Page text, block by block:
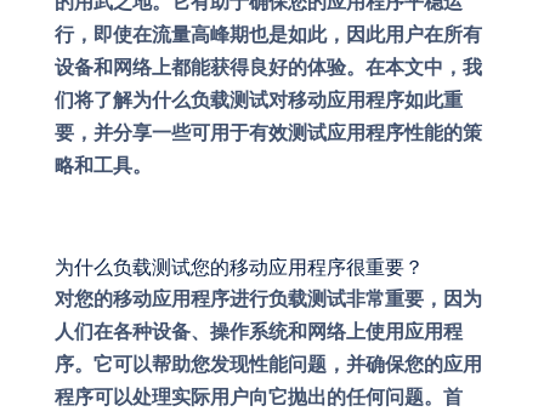
行，即使在流量高峰期也是如此，因此用户在所有
设备和网络上都能获得良好的体验。在本文中，我
们将了解为什么负载测试对移动应用程序如此重
要，并分享一些可用于有效测试应用程序性能的策
略和工具。
为什么负载测试您的移动应用程序很重要？
对您的移动应用程序进行负载测试非常重要，因为
人们在各种设备、操作系统和网络上使用应用程
序。它可以帮助您发现性能问题，并确保您的应用
程序可以处理实际用户向它抛出的任何问题。首